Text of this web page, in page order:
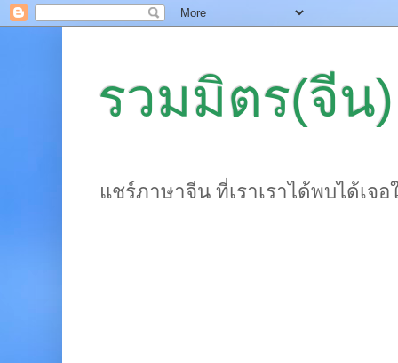
รวมมิตร(จีน)
แชร์ภาษาจีน ที่เราเราได้พบได้เจ